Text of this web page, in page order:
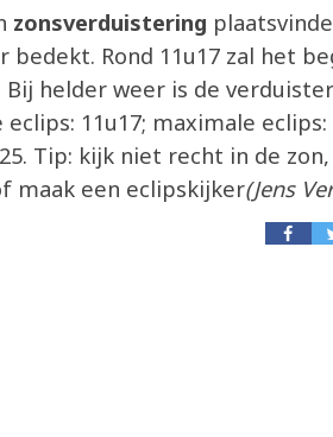
zonsverduistering
bedekt. Rond 11u17 zal het
Bij helder weer is de
eclips: 11u17; maximale eclips:
Tip: kijk niet recht in de
maak een eclipskijker(Jens